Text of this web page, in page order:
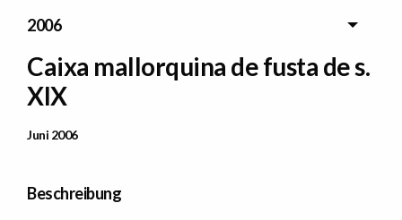
2006
Caixa mallorquina de fusta de s.
XIX
Data Publicació
Juni 2006
Beschreibung